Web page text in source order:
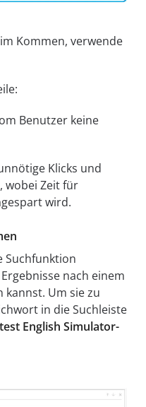
Kommen, verwende
Benutzer keine
Klicks und
wobei Zeit für
wird.
Suchfunktion
nach einem
Um sie zu
in die Suchleiste
English Simulator-